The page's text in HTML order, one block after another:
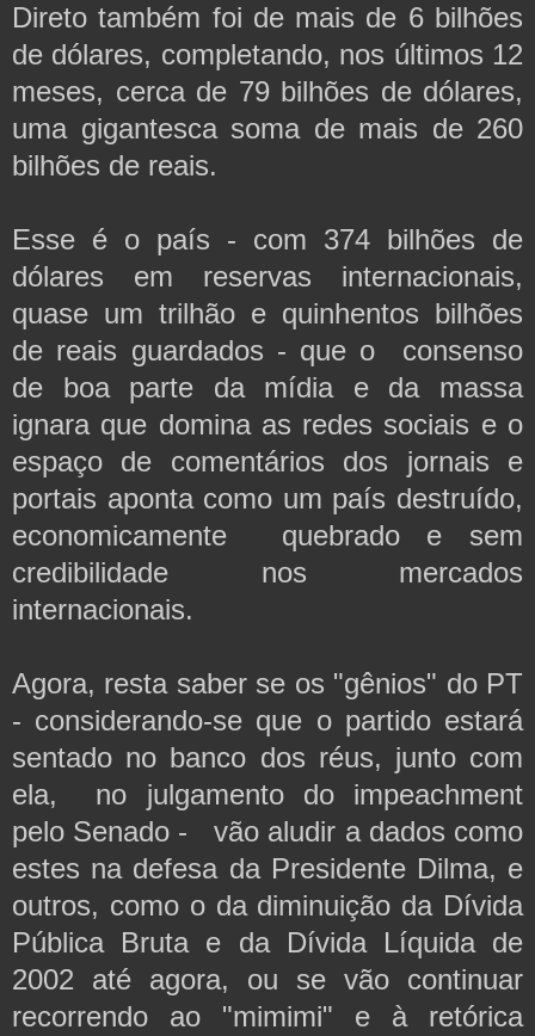
Direto também foi de mais de 6 bilhões
de dólares, completando, nos últimos 12
meses, cerca de 79 bilhões de dólares,
uma gigantesca soma de mais de 260
bilhões de reais.
Esse é o país - com 374 bilhões de
dólares em reservas internacionais,
quase um trilhão e quinhentos bilhões
de reais guardados - que o consenso
de boa parte da mídia e da massa
ignara que domina as redes sociais e o
espaço de comentários dos jornais e
portais aponta como um país destruído,
economicamente quebrado e sem
credibilidade nos mercados
internacionais.
Agora, resta saber se os "gênios" do PT
- considerando-se que o partido estará
sentado no banco dos réus, junto com
ela, no julgamento do impeachment
pelo Senado - vão aludir a dados como
estes na defesa da Presidente Dilma, e
outros, como o da diminuição da Dívida
Pública Bruta e da Dívida Líquida de
2002 até agora, ou se vão continuar
recorrendo ao "mimimi" e à retórica